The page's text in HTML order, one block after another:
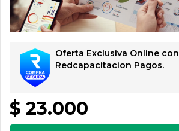
Oferta Exclusiva Online con
Redcapacitacion Pagos.
$ 23.000